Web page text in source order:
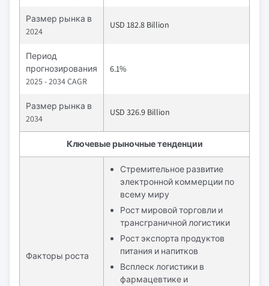
Размер рынка в
2024
USD 182.8 Billion
Период
прогнозирования
2025 - 2034 CAGR
6.1%
Размер рынка в
2034
USD 326.9 Billion
Ключевые рыночные тенденции
Факторы роста
Стремительное развитие
электронной коммерции по
всему миру
Рост мировой торговли и
трансграничной логистики
Рост экспорта продуктов
питания и напитков
Всплеск логистики в
фармацевтике и